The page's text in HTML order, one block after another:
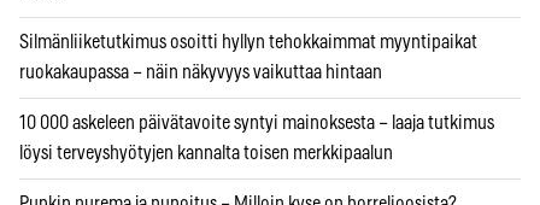
Silmänliiketutkimus osoitti hyllyn tehokkaimmat myyntipaikat
ruokakaupassa – näin näkyvyys vaikuttaa hintaan
10 000 askeleen päivätavoite syntyi mainoksesta – laaja tutkimus
löysi terveyshyötyjen kannalta toisen merkkipaalun